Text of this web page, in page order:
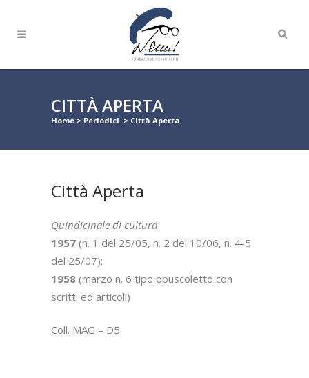
CITTÀ APERTA
Home > Periodici > Città Aperta
Città Aperta
Quindicinale di cultura
1957 (n. 1 del 25/05, n. 2 del 10/06, n. 4-5
del 25/07);
1958 (marzo n. 6 tipo opuscoletto con
scritti ed articoli)
Coll. MAG – D5